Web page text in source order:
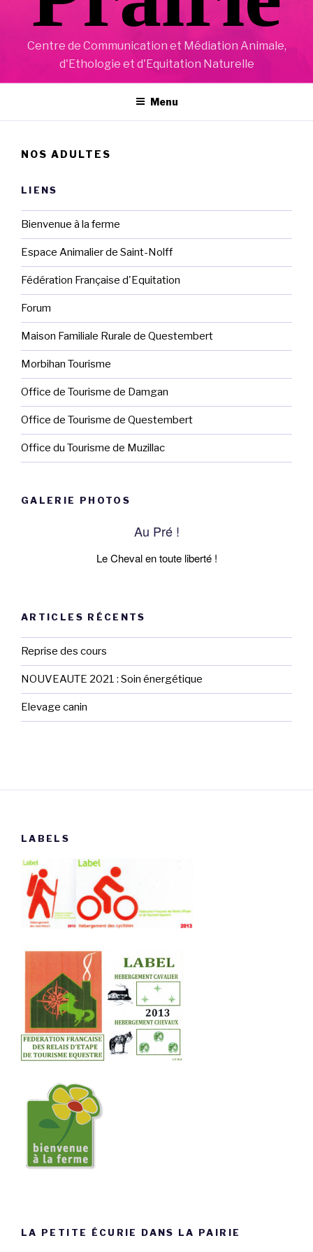
Centre de Communication et Médiation Animale,
d'Ethologie et d'Equitation Naturelle
Menu
NOS ADULTES
LIENS
Bienvenue à la ferme
Espace Animalier de Saint-Nolff
Fédération Française d'Equitation
Forum
Maison Familiale Rurale de Questembert
Morbihan Tourisme
Office de Tourisme de Damgan
Office de Tourisme de Questembert
Office du Tourisme de Muzillac
GALERIE PHOTOS
Au Pré !
Le Cheval en toute liberté !
ARTICLES RÉCENTS
Reprise des cours
NOUVEAUTE 2021 : Soin énergétique
Elevage canin
LABELS
LA PETITE ÉCURIE DANS LA PAIRIE